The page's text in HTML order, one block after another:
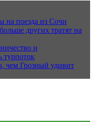
на поезда из Сочи
других тратят на
и
турпоток
чем Грозный удивит